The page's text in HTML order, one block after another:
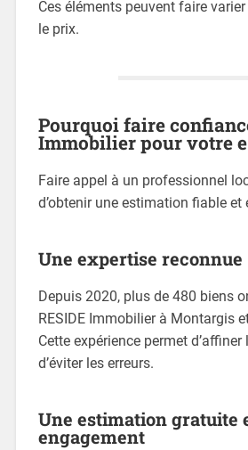
Ces éléments peuvent faire
le prix.
Pourquoi faire
Immobilier pour votre
Faire appel à un professionnel
d’obtenir une estimation fiable et
Une expertise reconnue
Depuis 2020, plus de 480 biens
RESIDE Immobilier à Montargis
Cette expérience permet
d’éviter les erreurs.
Une estimation gratuite
engagement